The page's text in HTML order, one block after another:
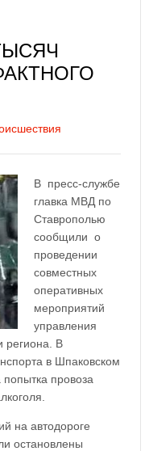
В пресс-службе
главка МВД по
Ставрополью
сообщили о
проведении
совместных
оперативных
мероприятий
управления
региона. В
в Шпаковском
провоза
на автодороге
остановлены